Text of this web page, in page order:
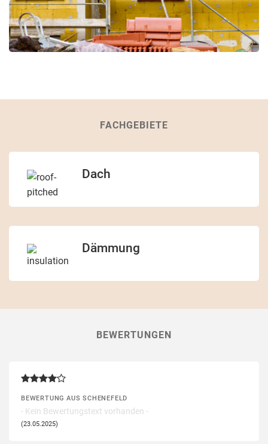
FACHGEBIETE
Dach
Dämmung
BEWERTUNGEN
BEWERTUNG AUS SCHENEFELD
- Kein Bewertungstext vorhanden -
(23.05.2025)